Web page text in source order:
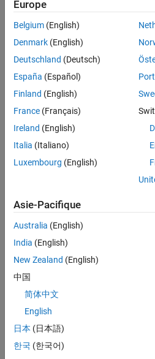
a
string
s1,
find if
a
rotated
version
of s1
is
present
second
string
example,
version
of
some
are:
"matlabcentral"
=>
"atlabcentralm"
=> ..
=>
Europe
Belgium (English)
Denmark (English)
Deutschland (Deutsch)
España (Español)
Finland (English)
France (Français)
Ireland (English)
Italia (Italiano)
Luxembourg (English)
Asie-Pacifique
Australia (English)
India (English)
New Zealand (English)
中国
简体中文
English
日本 (日本語)
한국 (한국어)